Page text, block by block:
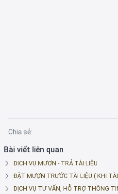
Chia sẻ:
Bài viết liên quan
DỊCH VỤ MƯỢN - TRẢ TÀI LIỆU
ĐẶT MƯỢN TRƯỚC TÀI LIỆU ( KHI
DỊCH VỤ TƯ VẤN, HỖ TRỢ THÔNG